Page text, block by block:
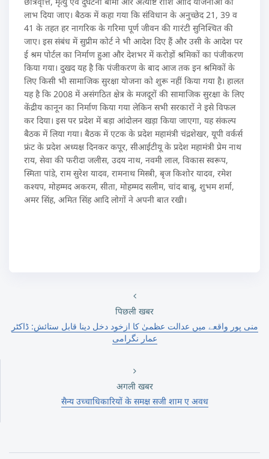
लाभ दिया जाए। बैठक में कहा गया कि संविधान के अनुच्छेद 21, 39 व
41 के तहत हर नागरिक के गरिमा पूर्ण जीवन की गारंटी सुनिश्चित की
जाए। इस संबंध में सुप्रीम कोर्ट ने भी आदेश दिए हैं और उसी के आदेश पर
ई श्रम पोर्टल का निर्माण हुआ और देशभर में करोड़ों श्रमिकों का पंजीकरण
किया गया। दुखद यह है कि पंजीकरण के बाद आज तक इन श्रमिकों के
लिए किसी भी सामाजिक सुरक्षा योजना को शुरू नहीं किया गया है। हालत
यह है कि 2008 में असंगठित क्षेत्र के मजदूरों की सामाजिक सुरक्षा के लिए
केंद्रीय कानून का निर्माण किया गया लेकिन सभी सरकारों ने इसे विफल
कर दिया। इस पर प्रदेश में बड़ा आंदोलन खड़ा किया जाएगा, यह संकल्प
बैठक में लिया गया। बैठक में एटक के प्रदेश महामंत्री चंद्रशेखर, यूपी वर्कर्स
फ्रंट के प्रदेश अध्यक्ष दिनकर कपूर, सीआईटीयू के प्रदेश महामंत्री प्रेम नाथ
राय, सेवा की फरीदा जलीस, उदय नाथ, नवमी लाल, विकास स्वरूप,
स्मिता पांडे, राम सुरेश यादव, रामनाथ मिस्त्री, बृज किशोर यादव, रमेश
कश्यप, मोहम्मद अकरम, सीता, मोहम्मद सलीम, चांद बाबू, शुभम शर्मा,
अमर सिंह, अमित सिंह आदि लोगों ने अपनी बात रखी।
पिछली खबर
منی پور واقعے میں عدالت عظمیٰ کا ازخود دخل دینا قابل ستائش: ڈاکٹر
عمار نگرامی
अगली खबर
सैन्य उच्चाधिकारियों के समक्ष सजी शाम ए अवध